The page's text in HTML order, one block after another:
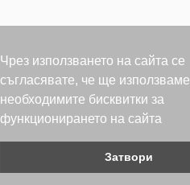
Чрез използването на сайта се
съгласявате, че ще използваме
необходимите бисквитки за
функционирането на сайта
Затвори